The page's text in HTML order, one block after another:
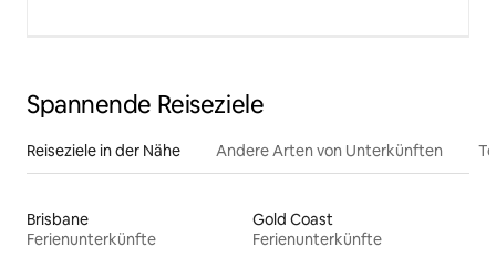
Spannende Reiseziele
Reiseziele in der Nähe Andere Arten von Unterkünften
Brisbane
Ferienunterkünfte
Gold Coast
Ferienunterkünfte